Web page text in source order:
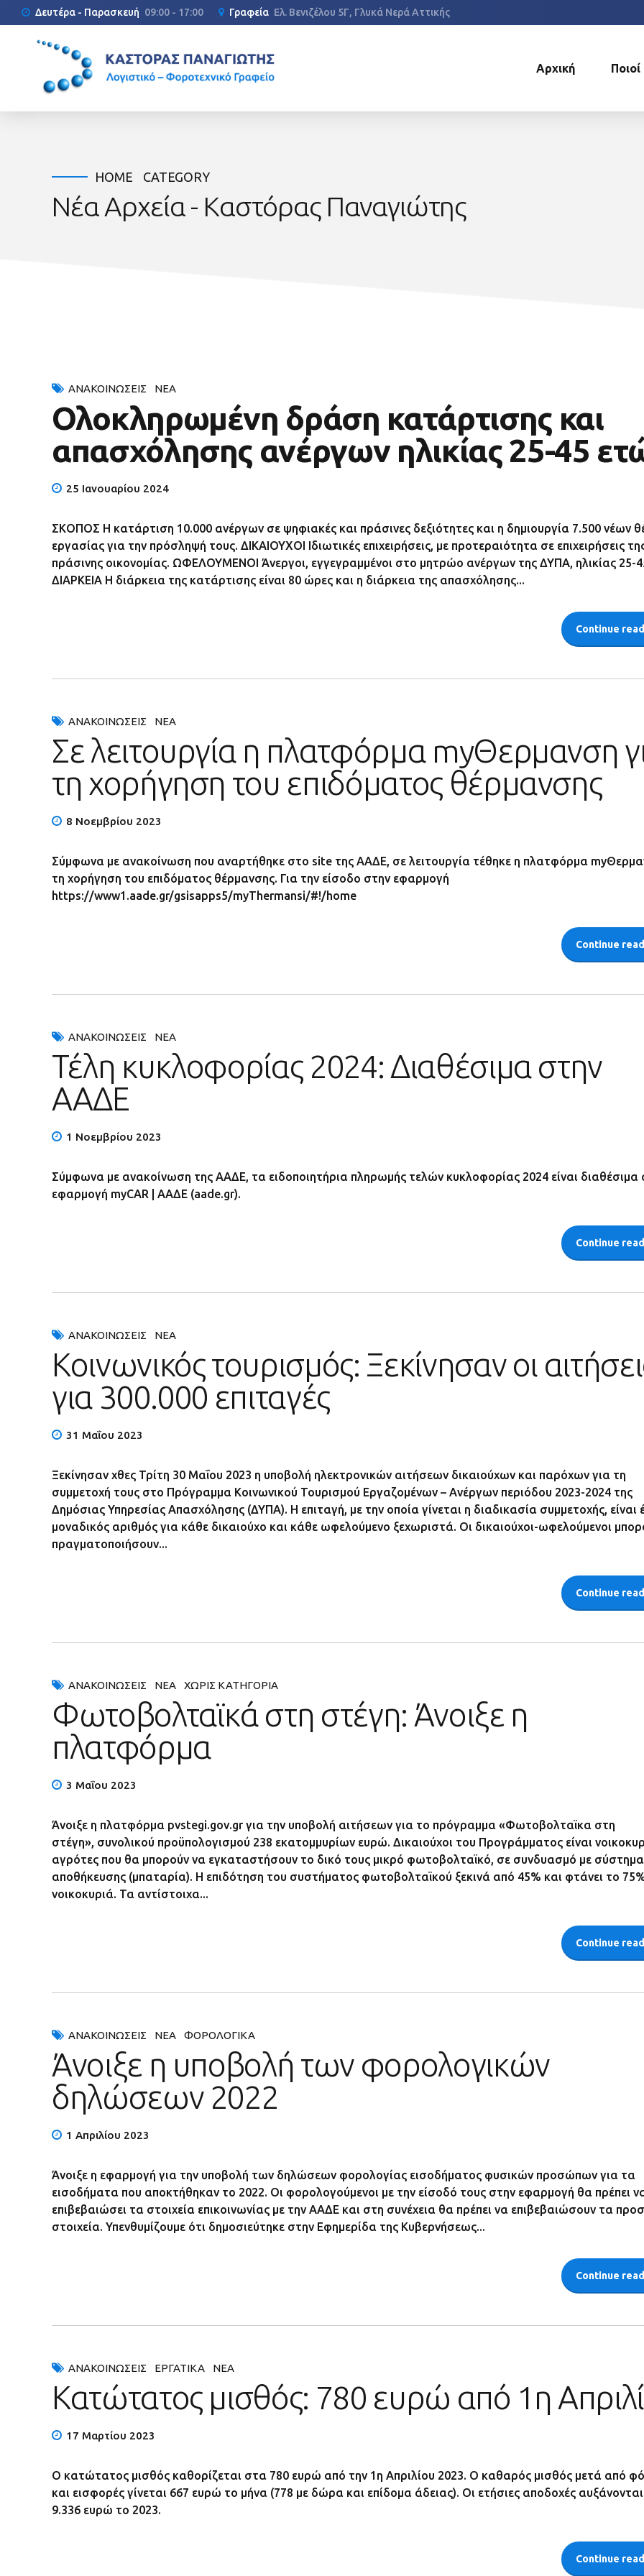
Δευτέρα - Παρασκευή 09:00 - 17:00 Γραφεία Ελ. Βενιζέλου 5Γ, Γλυκά Νερά Αττικής
Αρχική
HOME CATEGORY
Νέα Αρχεία - Καστόρας Παναγιώτης
ΑΝΑΚΟΙΝΏΣΕΙΣ ΝΈΑ
Ολοκληρωμένη δράση κατάρτισης και
απασχόλησης ανέργων ηλικίας 25-45
25 Ιανουαρίου 2024
ΣΚΟΠΟΣ Η κατάρτιση 10.000 ανέργων σε ψηφιακές και πράσινες δεξιότητες και η δημιουργία 7.500 νέων
εργασίας για την πρόσληψή τους. ΔΙΚΑΙΟΥΧΟΙ Ιδιωτικές επιχειρήσεις, με προτεραιότητα σε επιχειρήσεις
πράσινης οικονομίας. ΩΦΕΛΟΥΜΕΝΟΙ Άνεργοι, εγγεγραμμένοι στο μητρώο ανέργων της ΔΥΠΑ, ηλικίας 25-
ΔΙΑΡΚΕΙΑ Η διάρκεια της κατάρτισης είναι 80 ώρες και η διάρκεια της απασχόλησης...
Continue
ΑΝΑΚΟΙΝΏΣΕΙΣ ΝΈΑ
Σε λειτουργία η πλατφόρμα myΘερμανση
τη χορήγηση του επιδόματος θέρμανσης
8 Νοεμβρίου 2023
Σύμφωνα με ανακοίνωση που αναρτήθηκε στο site της ΑΑΔΕ, σε λειτουργία τέθηκε η πλατφόρμα
τη χορήγηση του επιδόματος θέρμανσης. Για την είσοδο στην εφαρμογή
https://www1.aade.gr/gsisapps5/myThermansi/#!/home
Continue
ΑΝΑΚΟΙΝΏΣΕΙΣ ΝΈΑ
Τέλη κυκλοφορίας 2024: Διαθέσιμα στην
ΑΑΔΕ
1 Νοεμβρίου 2023
Σύμφωνα με ανακοίνωση της ΑΑΔΕ, τα ειδοποιητήρια πληρωμής τελών κυκλοφορίας 2024 είναι διαθέσιμα
εφαρμογή myCAR | ΑΑΔΕ (aade.gr).
Continue
ΑΝΑΚΟΙΝΏΣΕΙΣ ΝΈΑ
Κοινωνικός τουρισμός: Ξεκίνησαν οι
για 300.000 επιταγές
31 Μαΐου 2023
Ξεκίνησαν χθες Τρίτη 30 Μαΐου 2023 η υποβολή ηλεκτρονικών αιτήσεων δικαιούχων και παρόχων για τη
συμμετοχή τους στο Πρόγραμμα Κοινωνικού Τουρισμού Εργαζομένων – Ανέργων περιόδου 2023-2024 της
Δημόσιας Υπηρεσίας Απασχόλησης (ΔΥΠΑ). Η επιταγή, με την οποία γίνεται η διαδικασία συμμετοχής, είναι
μοναδικός αριθμός για κάθε δικαιούχο και κάθε ωφελούμενο ξεχωριστά. Οι δικαιούχοι-ωφελούμενοι
πραγματοποιήσουν...
Continue
ΑΝΑΚΟΙΝΏΣΕΙΣ ΝΈΑ ΧΩΡΊΣ ΚΑΤΗΓΟΡΊΑ
Φωτοβολταϊκά στη στέγη: Άνοιξε η
πλατφόρμα
3 Μαΐου 2023
Άνοιξε η πλατφόρμα pvstegi.gov.gr για την υποβολή αιτήσεων για το πρόγραμμα «Φωτοβολταϊκα στη
στέγη», συνολικού προϋπολογισμού 238 εκατομμυρίων ευρώ. Δικαιούχοι του Προγράμματος είναι
αγρότες που θα μπορούν να εγκαταστήσουν το δικό τους μικρό φωτοβολταϊκό, σε συνδυασμό με σύστημα
αποθήκευσης (μπαταρία). Η επιδότηση του συστήματος φωτοβολταϊκού ξεκινά από 45% και φτάνει το
νοικοκυριά. Τα αντίστοιχα...
Continue
ΑΝΑΚΟΙΝΏΣΕΙΣ ΝΈΑ ΦΟΡΟΛΟΓΙΚΆ
Άνοιξε η υποβολή των φορολογικών
δηλώσεων 2022
1 Απριλίου 2023
Άνοιξε η εφαρμογή για την υποβολή των δηλώσεων φορολογίας εισοδήματος φυσικών προσώπων για τα
εισοδήματα που αποκτήθηκαν το 2022. Οι φορολογούμενοι με την είσοδό τους στην εφαρμογή θα πρέπει
επιβεβαιώσει τα στοιχεία επικοινωνίας με την ΑΑΔΕ και στη συνέχεια θα πρέπει να επιβεβαιώσουν τα
στοιχεία. Υπενθυμίζουμε ότι δημοσιεύτηκε στην Εφημερίδα της Κυβερνήσεως...
Continue
ΑΝΑΚΟΙΝΏΣΕΙΣ ΕΡΓΑΤΙΚΆ ΝΈΑ
Κατώτατος μισθός: 780 ευρώ από 1η
17 Μαρτίου 2023
O κατώτατος μισθός καθορίζεται στα 780 ευρώ από την 1η Απριλίου 2023. Ο καθαρός μισθός μετά από
και εισφορές γίνεται 667 ευρώ το μήνα (778 με δώρα και επίδομα άδειας). Οι ετήσιες αποδοχές
9.336 ευρώ το 2023.
Continue